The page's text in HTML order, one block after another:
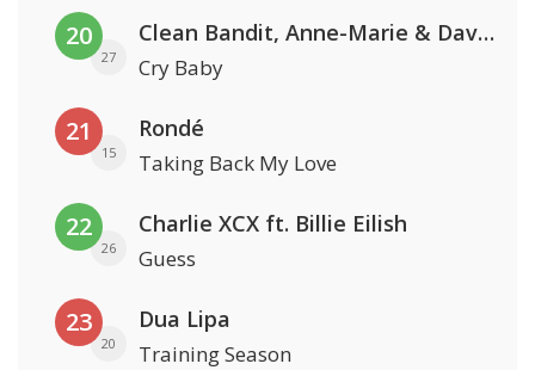
20
27
Clean Bandit, Anne-Marie & David Guetta
Cry Baby
21
15
Rondé
Taking Back My Love
22
26
Charlie XCX ft. Billie Eilish
Guess
23
20
Dua Lipa
Training Season